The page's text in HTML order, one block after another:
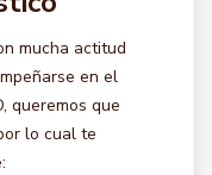
mucha actitud
en el
queremos que
lo cual te